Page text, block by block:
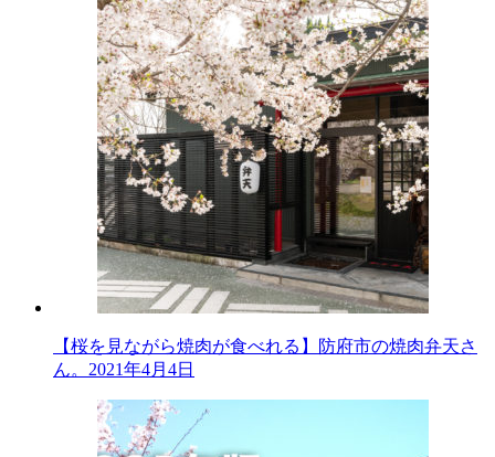
【桜を見ながら焼肉が食べれる】防府市の焼肉弁天さ
ん。 2021年4月4日